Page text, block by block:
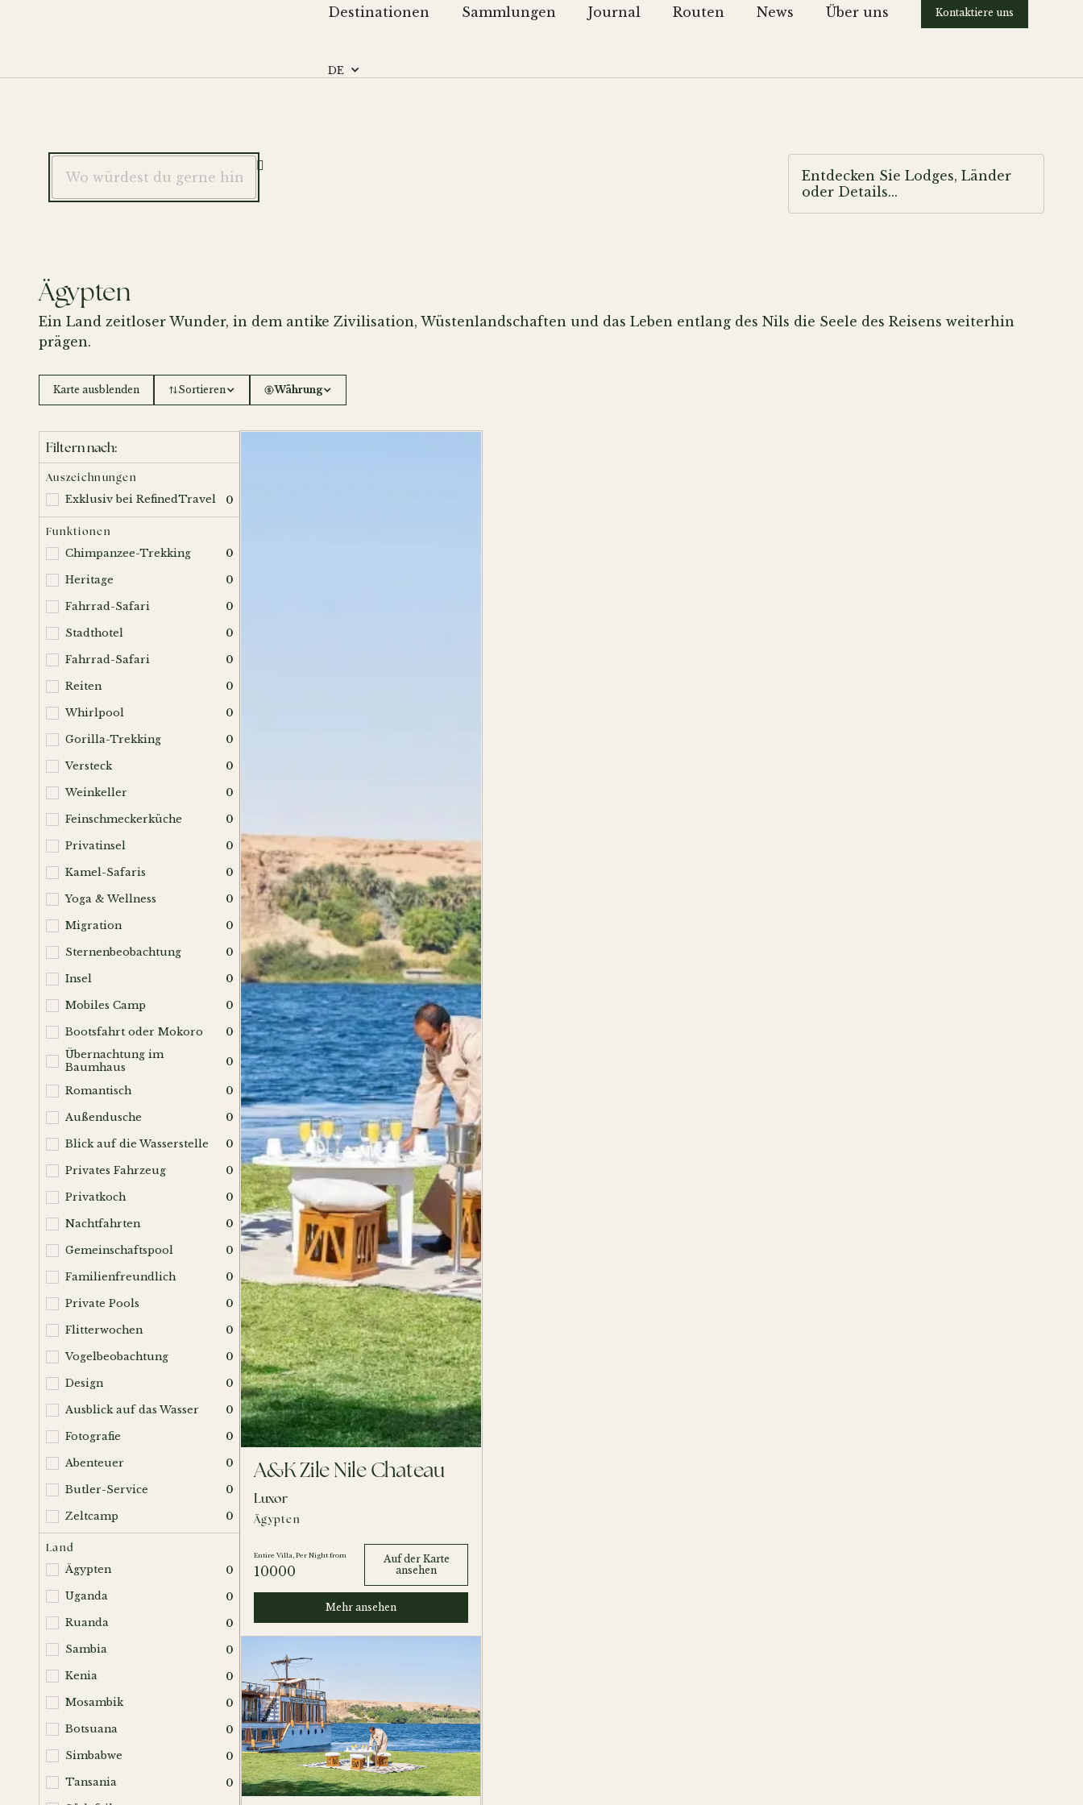
Destinationen Sammlungen Journal Routen News Über uns Kontaktiere uns
DE

Entdecken Sie Lodges, Länder
oder Details...
Ägypten
Ein Land zeitloser Wunder, in dem antike Zivilisation, Wüstenlandschaften und das Leben entlang des Nils die Seele des Reisens weiterhin
prägen.
Karte ausblenden Sortieren Währung
Filtern nach:
Auszeichnungen
Exklusiv bei RefinedTravel 0
Funktionen
Chimpanzee-Trekking 0
Heritage 0
Fahrrad-Safari 0
Stadthotel 0
Fahrrad-Safari 0
Reiten 0
Whirlpool 0
Gorilla-Trekking 0
Versteck 0
Weinkeller 0
Feinschmeckerküche 0
Privatinsel 0
Kamel-Safaris 0
Yoga & Wellness 0
Migration 0
Sternenbeobachtung 0
Insel 0
Mobiles Camp 0
Bootsfahrt oder Mokoro
0
Übernachtung im
Baumhaus
0
Romantisch 0
Außendusche 0
Blick auf die Wasserstelle 0
Privates Fahrzeug 0
Privatkoch 0
Nachtfahrten 0
Gemeinschaftspool 0
Familienfreundlich 0
Private Pools 0
Flitterwochen 0
Vogelbeobachtung 0
Design 0
Ausblick auf das Wasser 0
Fotografie 0
Abenteuer 0
Butler-Service 0
Zeltcamp 0
Land
Ägypten 0
Uganda 0
Ruanda 0
Sambia 0
Kenia 0
Mosambik 0
Botsuana 0
Simbabwe 0
Tansania 0
A&K Zile Nile Chateau
Luxor
Ägypten
Entire Villa, Per Night from
10000
Auf der Karte
ansehen
Mehr ansehen